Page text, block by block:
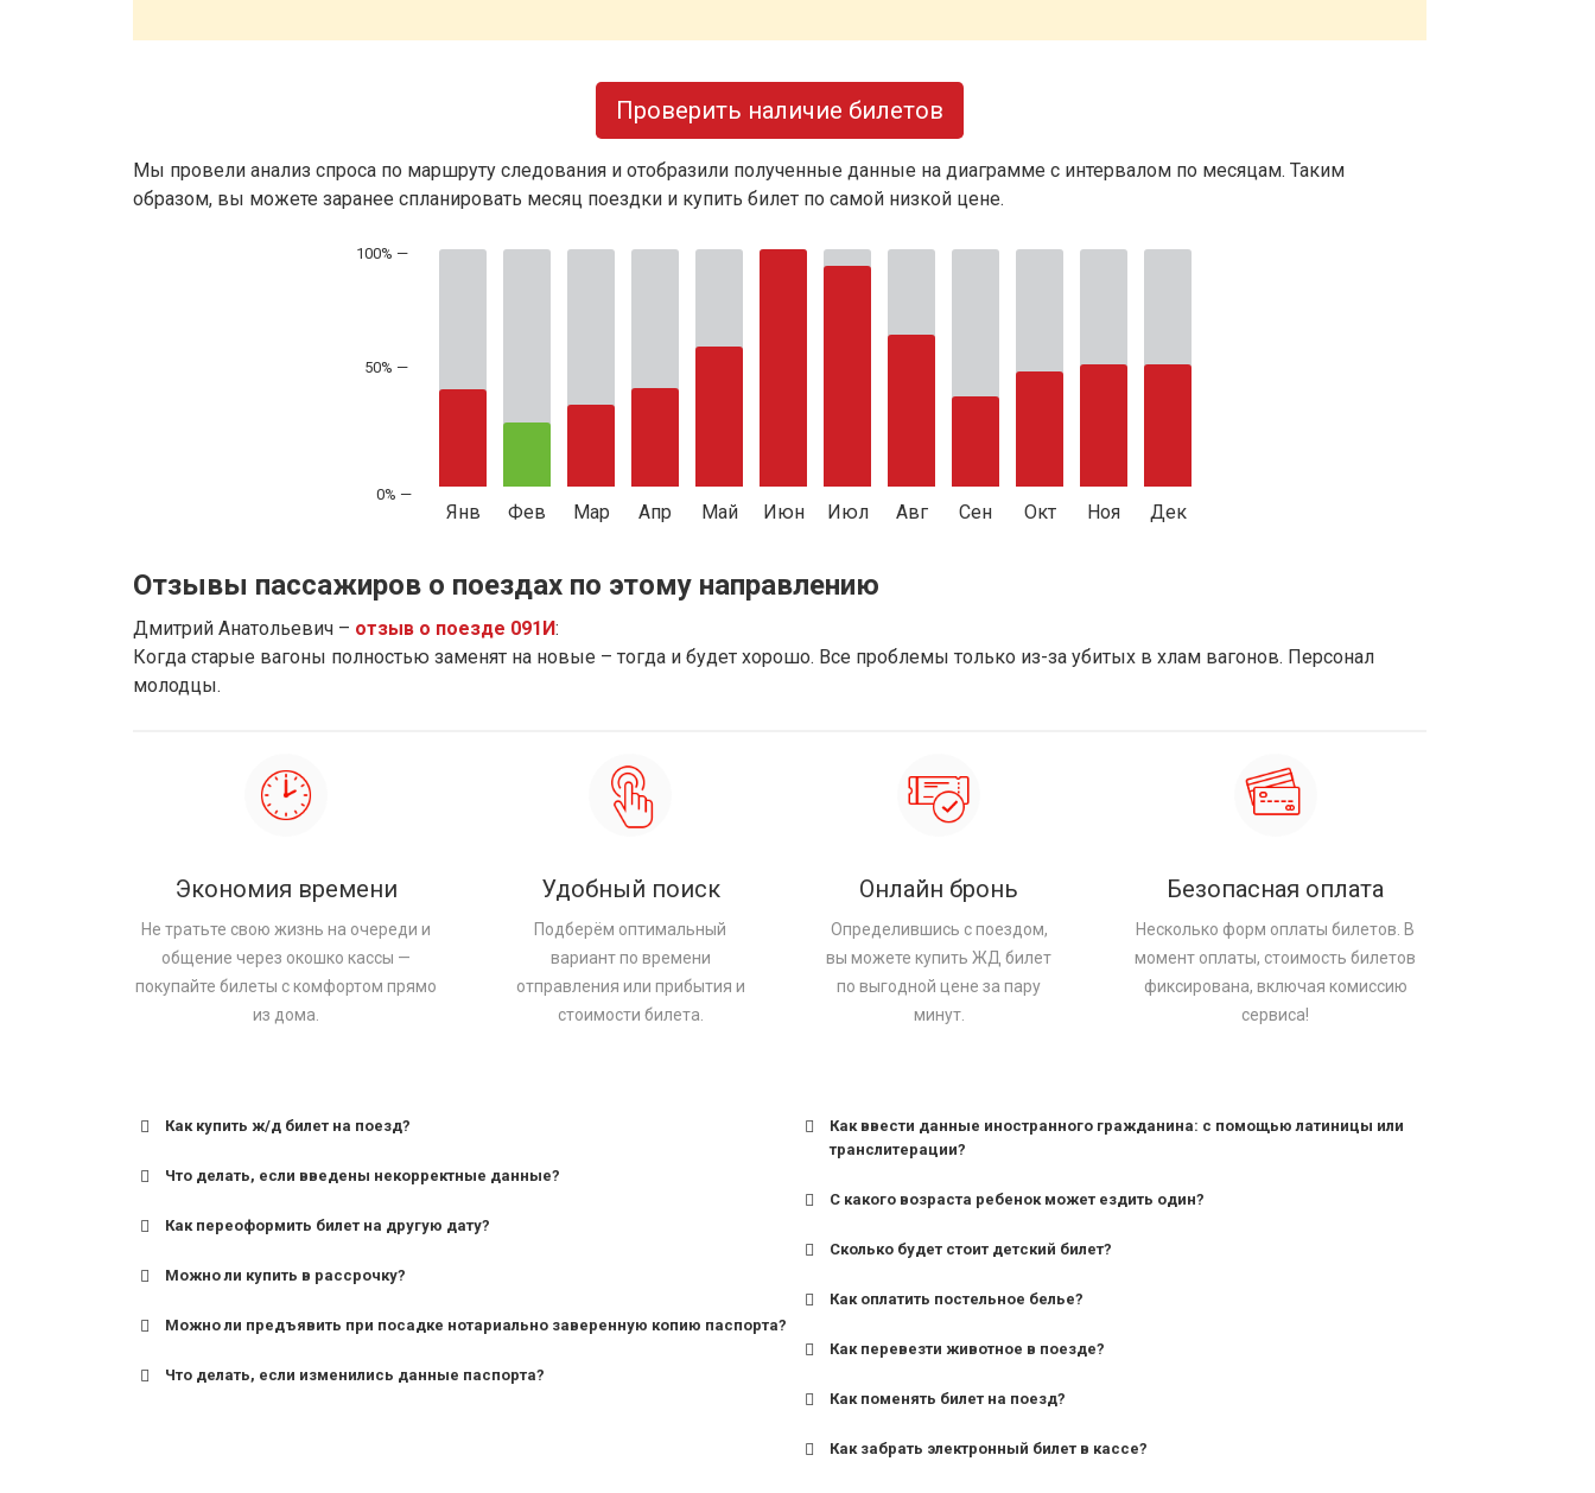
Проверить наличие билетов
Мы провели анализ спроса по маршруту следования и отобразили полученные данные на диаграмме с интервалом по месяцам. Таким
образом, вы можете заранее спланировать месяц поездки и купить билет по самой низкой цене.
50% —
Янв Фев Мар Апр Май Июн Июл Авг Сен Окт Ноя Дек
Отзывы пассажиров о поездах по этому направлению
Дмитрий Анатольевич – отзыв о поезде 091И:
Когда старые вагоны полностью заменят на новые – тогда и будет хорошо. Все проблемы только из-за убитых в хлам вагонов. Персонал
молодцы.
Экономия времени
Не тратьте свою жизнь на очереди и
общение через окошко кассы —
покупайте билеты с комфортом прямо
из дома.
Удобный поиск
Подберём оптимальный
вариант по времени
отправления или прибытия и
стоимости билета.
Онлайн бронь
Определившись с поездом,
вы можете купить ЖД билет
по выгодной цене за пару
минут.
Безопасная оплата
Несколько форм оплаты билетов. В
момент оплаты, стоимость билетов
фиксирована, включая комиссию
сервиса!
Как купить ж/д билет на поезд?
Что делать, если введены некорректные данные?
Как переоформить билет на другую дату?
Можно ли купить в рассрочку?
Можно ли предъявить при посадке нотариально заверенную копию паспорта?
Что делать, если изменились данные паспорта?
Как ввести данные иностранного гражданина: с помощью латиницы или
транслитерации?
С какого возраста ребенок может ездить один?
для поездов дальнего следования — от 10 лет и старше;
Сколько будет стоит детский билет?
Как оплатить постельное белье?
Как перевезти животное в поезде?
Как поменять билет на поезд?
Как забрать электронный билет в кассе?